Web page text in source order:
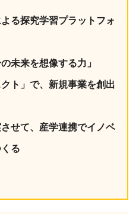
る探究学習プラットフォ
未来を想像する力」
ト」で、新規事業を創出
せて、産学連携でイノベ
る